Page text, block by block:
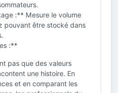
:** Mesure le volume
pouvant être stocké dans
:**
pas que des valeurs
une histoire. En
et en comparant les